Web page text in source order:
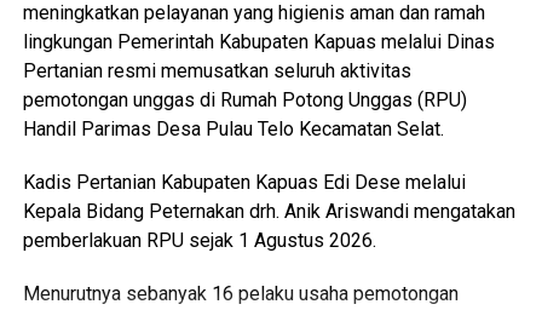
meningkatkan pelayanan yang higienis aman dan ramah
lingkungan Pemerintah Kabupaten Kapuas melalui Dinas
Pertanian resmi memusatkan seluruh aktivitas
pemotongan unggas di Rumah Potong Unggas (RPU)
Handil Parimas Desa Pulau Telo Kecamatan Selat.
Kadis Pertanian Kabupaten Kapuas Edi Dese melalui
Kepala Bidang Peternakan drh. Anik Ariswandi mengatakan
pemberlakuan RPU sejak 1 Agustus 2026.
Menurutnya sebanyak 16 pelaku usaha pemotongan